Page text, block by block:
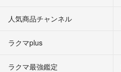
人気商品チャンネル
ラクマplus
ラクマ最強鑑定